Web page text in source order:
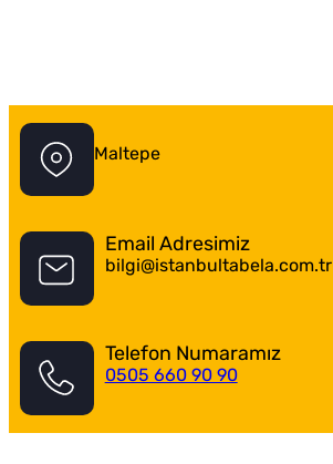
Maltepe
Email Adresimiz
bilgi@istanbultabela.com.tr
Telefon Numaramız
0505 660 90 90